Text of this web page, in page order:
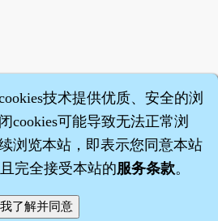
·沈药子©2008～2026
技术提供优质、安全的浏
cookies可能导致无法正常浏
浏览本站，即表示您同意本站
完全接受本站的服务条款。